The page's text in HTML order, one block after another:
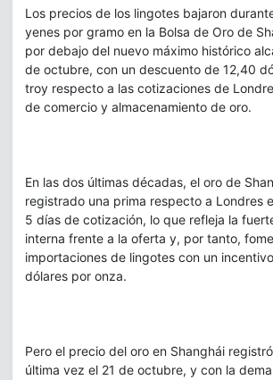
Los precios de los lingotes bajaron
yenes por gramo en la Bolsa de Oro de
por debajo del nuevo máximo histórico
de octubre, con un descuento de 12,40
troy respecto a las cotizaciones de
de comercio y almacenamiento de oro.
En las dos últimas décadas, el oro de
registrado una prima respecto a Londres
5 días de cotización, lo que refleja la
interna frente a la oferta y, por tanto,
importaciones de lingotes con un
dólares por onza.
Pero el precio del oro en Shanghái
última vez el 21 de octubre, y con la